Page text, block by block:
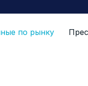
по рынку